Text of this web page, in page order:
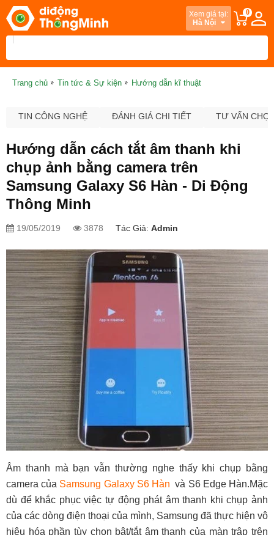
Xem giá tại:
Hà Nội
0
Trang chủ Tin tức & Sự kiện Hướng dẫn kĩ thuật
TIN CÔNG NGHỆ ĐÁNH GIÁ CHI TIẾT TƯ VẤN
Hướng dẫn cách tắt âm thanh khi
chụp ảnh bằng camera trên
Samsung Galaxy S6 Hàn - Di Động
Thông Minh
19/05/2019 3878 Tác Giả: Admin
Âm thanh mà bạn vẫn thường nghe thấy khi chụp bằng
camera của Samsung Galaxy S6 Hàn và S6 Edge Hàn.Mặc
dù để khắc phục việc tự động phát âm thanh khi chụp ảnh
của các dòng điện thoại của mình, Samsung đã thực hiện vô
hiệu hóa phần tùy chọn bật/tắt âm thanh của màn trập trên